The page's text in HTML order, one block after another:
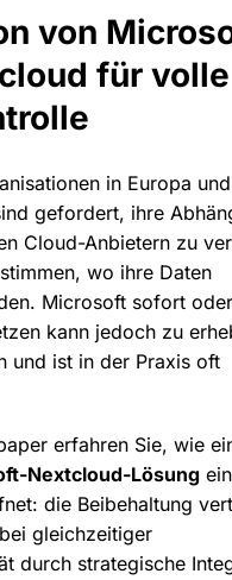
von
für volle
in Europa und
gefordert, ihre
Cloud-Anbietern zu
wo ihre Daten
Microsoft sofort oder
kann jedoch zu
und ist in der Praxis oft
erfahren Sie, wie
Nextcloud-Lösung
die Beibehaltung
gleichzeitiger
durch strategische